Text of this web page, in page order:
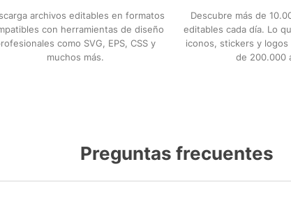
archivos editables en formatos
con herramientas de diseño
como SVG, EPS, CSS y
muchos más.
Descubre más de
editables cada día. Lo
iconos, stickers y logos
de 200.000
Preguntas frecuentes